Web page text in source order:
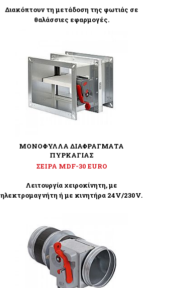
Διακόπτουν τη μετάδοση της φωτιάς σε
θαλάσσιες εφαρμογές.
ΜΟΝΟΦΥΛΛΑ ΔΙΑΦΡΑΓΜΑΤΑ
ΠΥΡΚΑΓΙΑΣ
ΣΕΙΡΑ MDF-30 EURO
Λειτουργία χειροκίνητη, με
ηλεκτρομαγνήτη ή με κινητήρα 24V/230V.